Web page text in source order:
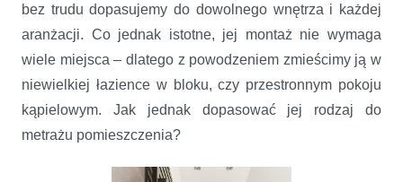
bez trudu dopasujemy do dowolnego wnętrza i każdej
aranżacji. Co jednak istotne, jej montaż nie wymaga
wiele miejsca – dlatego z powodzeniem zmieścimy ją w
niewielkiej łazience w bloku, czy przestronnym pokoju
kąpielowym. Jak jednak dopasować jej rodzaj do
metrażu pomieszczenia?